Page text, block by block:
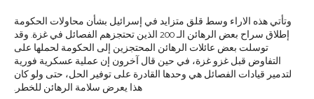
وتأتي هذه الاراء وسط قلق متزايد في إسرائيل بشأن محاولات الحكومة
إطلاق سراح بعض ‏الرهائن الـ 200 الذين تحتجزهم الفصائل في غزة. وقد
توسلت بعض عائلات الرهائن المحتجزين ‏إلى الحكومة لحملها على
التفاوض قبل غزو غزة، في حين قال آخرون إن عملية عسكرية فورية
‏لتدمير قيادات الفصائل هي وحدها القادرة على توفير الحل، حتى ولو كان
هذا يعرض سلامة ‏الرهائن للخطر.‏